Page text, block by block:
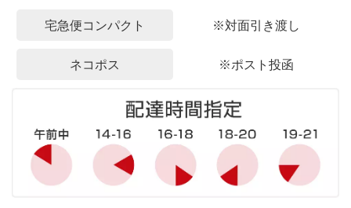
宅急便コンパクト ※対面引き渡し
ネコポス ※ポスト投函